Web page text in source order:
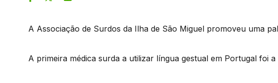
A Associação de Surdos da Ilha de São Miguel promoveu uma
A primeira médica surda a utilizar língua gestual em Portugal foi